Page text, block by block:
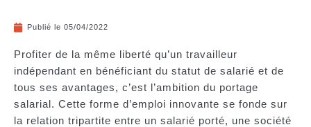
Publié le 05/04/2022
Profiter de la même liberté qu’un travailleur
indépendant en bénéficiant du statut de salarié et de
tous ses avantages, c’est l’ambition du portage
salarial. Cette forme d’emploi innovante se fonde sur
la relation tripartite entre un salarié porté, une société